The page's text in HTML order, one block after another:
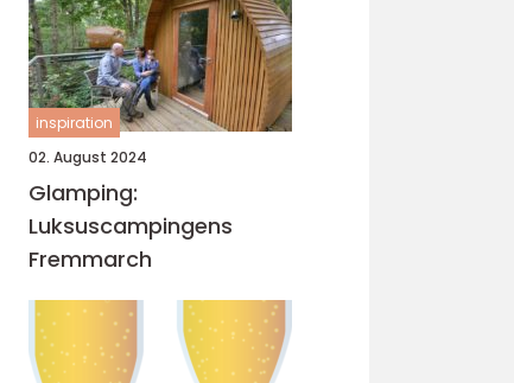
inspiration
02. August 2024
Glamping:
Luksuscampingens
Fremmarch